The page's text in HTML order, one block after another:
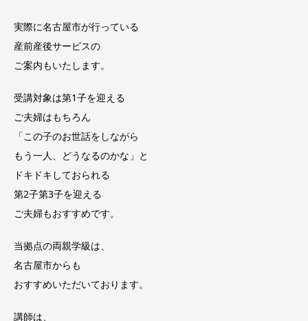
実際に名古屋市が行っている
産前産後サービスの
ご案内もいたします。
受講対象は第1子を迎える
ご夫婦はもちろん
「この子のお世話をしながら
もう一人、どうなるのかな」と
ドキドキしておられる
第2子第3子を迎える
ご夫婦もおすすめです。
当拠点の両親学級は、
名古屋市からも
おすすめいただいております。
講師は、